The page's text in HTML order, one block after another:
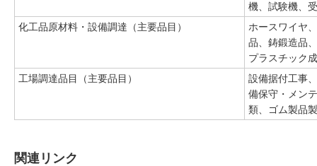
機、試験機、
化工品原材料・設備調達（主要品目）
ホースワイヤ
品、鋳鍛造品
プラスチック
工場調達品目（主要品目）
設備据付工事
備保守・メン
類、ゴム製品
関連リンク